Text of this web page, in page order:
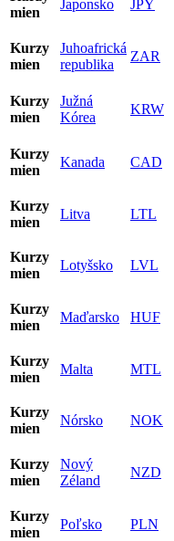
mien
Japonsko JPY
Kurzy
mien
Juhoafrická
republika
ZAR
Kurzy
mien
Južná
Kórea
KRW
Kurzy
mien
Kanada CAD
Kurzy
mien
Litva LTL
Kurzy
mien
Lotyšsko LVL
Kurzy
mien
Maďarsko HUF
Kurzy
mien
Malta MTL
Kurzy
mien
Nórsko NOK
Kurzy
mien
Nový
Zéland
NZD
Kurzy
mien
Poľsko PLN